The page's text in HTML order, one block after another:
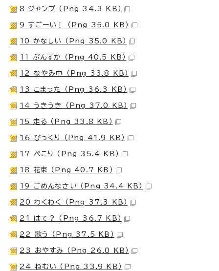
8 ジャンプ （Png 34.3 KB）
9 すごーい！ （Png 35.0 KB）
10 かなしい （Png 35.0 KB）
11 ぷんすか （Png 40.5 KB）
12 なやみ中 （Png 33.8 KB）
13 こまった （Png 36.3 KB）
14 うきうき （Png 37.0 KB）
15 走る （Png 33.8 KB）
16 びっくり （Png 41.9 KB）
17 ぺこり （Png 35.4 KB）
18 花束 （Png 40.7 KB）
19 ごめんなさい （Png 34.4 KB）
20 わくわく （Png 37.3 KB）
21 はて？ （Png 36.7 KB）
22 歌う （Png 37.5 KB）
23 おやすみ （Png 26.0 KB）
24 ねむい （Png 33.9 KB）